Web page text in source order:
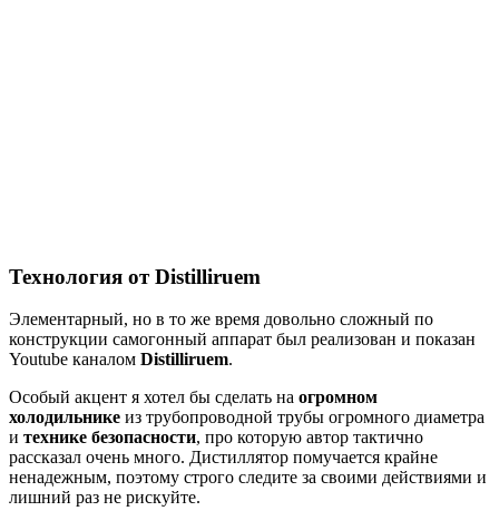
Технология от Distilliruem
Элементарный, но в то же время довольно сложный по
конструкции самогонный аппарат был реализован и показан
Youtube каналом Distilliruem.
Особый акцент я хотел бы сделать на огромном
холодильнике из трубопроводной трубы огромного диаметра
и технике безопасности, про которую автор тактично
рассказал очень много. Дистиллятор помучается крайне
ненадежным, поэтому строго следите за своими действиями и
лишний раз не рискуйте.